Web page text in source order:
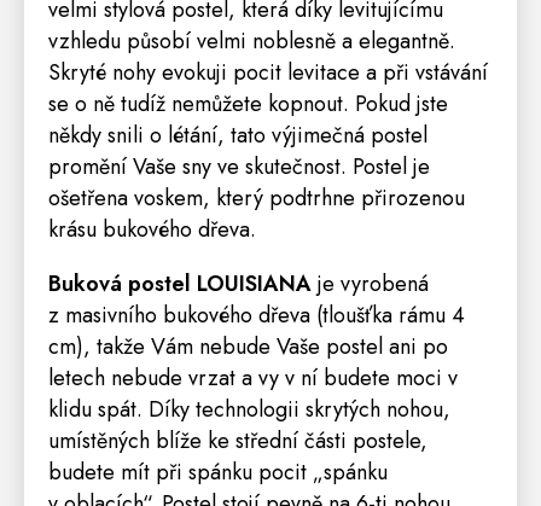
velmi stylová postel, která díky levitujícímu
vzhledu působí velmi noblesně a elegantně.
Skryté nohy evokuji pocit levitace a při vstávání
se o ně tudíž nemůžete kopnout. Pokud jste
někdy snili o létání, tato výjimečná postel
promění Vaše sny ve skutečnost. Postel je
ošetřena voskem, který podtrhne přirozenou
krásu bukového dřeva.
Buková postel LOUISIANAje vyrobená
z masivního bukového dřeva (tloušťka rámu 4
cm), takže Vám nebude Vaše postel ani po
letech nebude vrzat a vy v ní budete moci v
klidu spát. Díky technologii skrytých nohou,
umístěných blíže ke střední části postele,
budete mít při spánku pocit „spánku